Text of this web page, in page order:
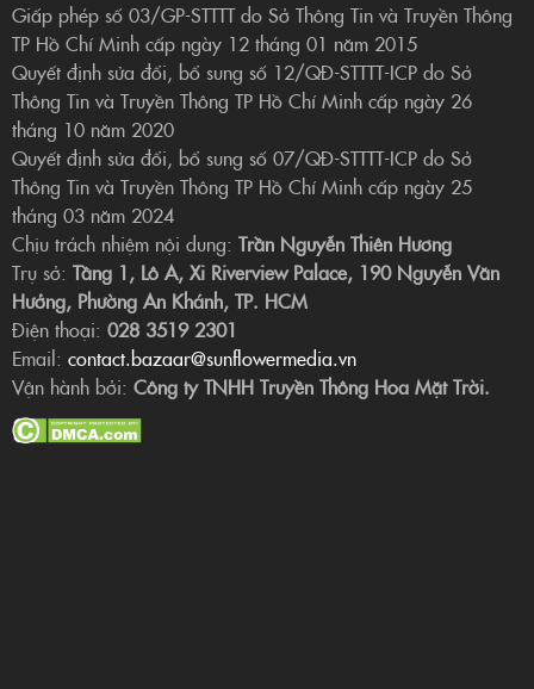
Giấp phép số 03/GP-STTTT do Sở Thông Tin và Truyền Thông
TP Hồ Chí Minh cấp ngày 12 tháng 01 năm 2015
Quyết định sửa đổi, bổ sung số 12/QĐ-STTTT-ICP do Sở
Thông Tin và Truyền Thông TP Hồ Chí Minh cấp ngày 26
tháng 10 năm 2020
Quyết định sửa đổi, bổ sung số 07/QĐ-STTTT-ICP do Sở
Thông Tin và Truyền Thông TP Hồ Chí Minh cấp ngày 25
tháng 03 năm 2024
Chịu trách nhiệm nội dung: Trần Nguyễn Thiên Hương
Trụ sở: Tầng 1, Lô A, Xi Riverview Palace, 190 Nguyễn Văn
Hưởng, Phường An Khánh, TP. HCM
Điện thoại: 028 3519 2301
Email: contact.bazaar@sunflowermedia.vn
Vận hành bởi: Công ty TNHH Truyền Thông Hoa Mặt Trời.